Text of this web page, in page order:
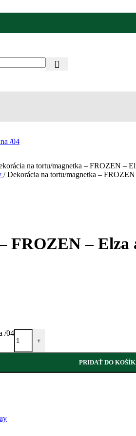
/ Dekorácia na tortu/magnetka –
FROZEN – Elza
/04
+
PRIDAŤ DO